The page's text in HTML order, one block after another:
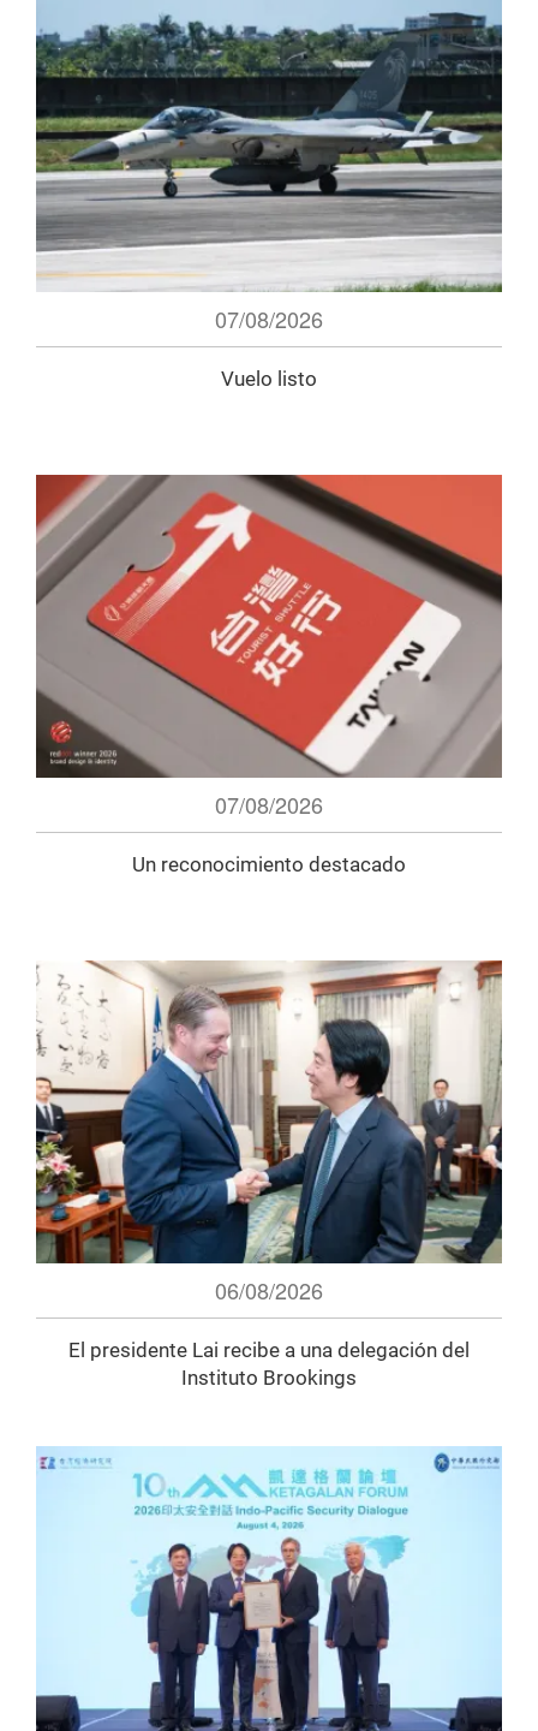
07/08/2026
Vuelo listo
07/08/2026
Un reconocimiento destacado
06/08/2026
El presidente Lai recibe a una delegación del
Instituto Brookings